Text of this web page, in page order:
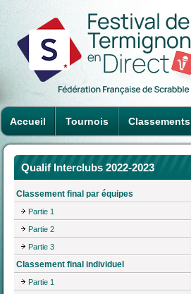
Accueil Tournois Classements
Qualif Interclubs 2022-2023
Classement final par équipes
Partie 1
Partie 2
Partie 3
Classement final individuel
Partie 1